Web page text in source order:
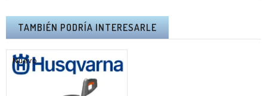
TAMBIÉN PODRÍA INTERESARLE
Nuevo